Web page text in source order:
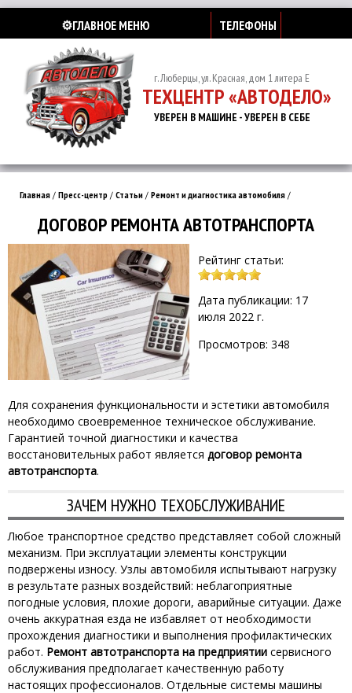
⚙️ГЛАВНОЕ МЕНЮ ТЕЛЕФОНЫ
г. Люберцы, ул. Красная, дом 1 литера Е
ТЕХЦЕНТР «АВТОДЕЛО»
УВЕРЕН В МАШИНЕ - УВЕРЕН В СЕБЕ
Главная / Пресс-центр / Статьи / Ремонт и диагностика автомобиля /
ДОГОВОР РЕМОНТА АВТОТРАНСПОРТА
Рейтинг статьи:
Дата публикации: 17
июля 2022 г.
Просмотров: 348
Для сохранения функциональности и эстетики автомобиля
необходимо своевременное техническое обслуживание.
Гарантией точной диагностики и качества
восстановительных работ является договор ремонта
автотранспорта.
ЗАЧЕМ НУЖНО ТЕХОБСЛУЖИВАНИЕ
Любое транспортное средство представляет собой сложный
механизм. При эксплуатации элементы конструкции
подвержены износу. Узлы автомобиля испытывают нагрузку
в результате разных воздействий: неблагоприятные
погодные условия, плохие дороги, аварийные ситуации. Даже
очень аккуратная езда не избавляет от необходимости
прохождения диагностики и выполнения профилактических
работ. Ремонт автотранспорта на предприятии сервисного
обслуживания предполагает качественную работу
настоящих профессионалов. Отдельные системы машины